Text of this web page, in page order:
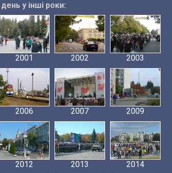
у інші роки:
2001 2002 2003
2006 2007 2009
2012 2013 2014